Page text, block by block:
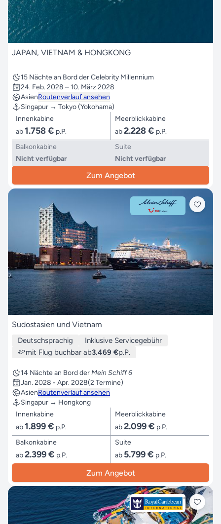
JAPAN, VIETNAM & HONGKONG
15 Nächte an Bord der Celebrity Millennium
24. Feb. 2028 – 10. März 2028
AsienRoutenverlauf ansehen
Singapur → Tokyo (Yokohama)
Innenkabine
ab1.758 € p.P.
Meerblickkabine
ab2.228 € p.P.
Balkonkabine
Nicht verfügbar
Suite
Nicht verfügbar
Zum Angebot
Südostasien und Vietnam
Deutschsprachig
Inklusive Servicegebühr
mit Flug buchbar ab3.469 €p.P.
14 Nächte an Bord derMein Schiff 6
Jan. 2028 - Apr. 2028(2 Termine)
AsienRoutenverlauf ansehen
Singapur → Hongkong
Innenkabine
ab1.899 € p.P.
Meerblickkabine
ab2.099 € p.P.
Balkonkabine
ab2.399 € p.P.
Suite
ab 5.799 € p.P.
Zum Angebot